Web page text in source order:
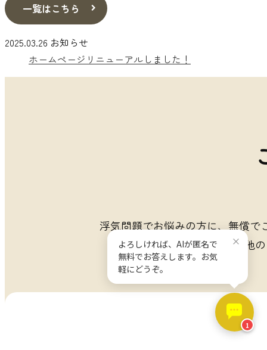
一覧はこちら
2025.03.26 お知らせ
ホームページリニューアルしました！
浮気問題でお悩みの方に、無償で
その他